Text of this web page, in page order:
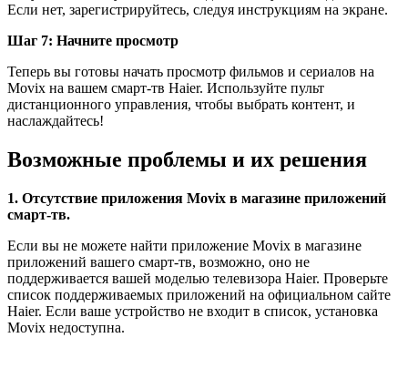
Если нет, зарегистрируйтесь, следуя инструкциям на экране.
Шаг 7: Начните просмотр
Теперь вы готовы начать просмотр фильмов и сериалов на
Movix на вашем смарт-тв Haier. Используйте пульт
дистанционного управления, чтобы выбрать контент, и
наслаждайтесь!
Возможные проблемы и их решения
1. Отсутствие приложения Movix в магазине приложений
смарт-тв.
Если вы не можете найти приложение Movix в магазине
приложений вашего смарт-тв, возможно, оно не
поддерживается вашей моделью телевизора Haier. Проверьте
список поддерживаемых приложений на официальном сайте
Haier. Если ваше устройство не входит в список, установка
Movix недоступна.